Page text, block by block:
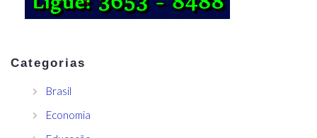
Categorias
Brasil
Economia